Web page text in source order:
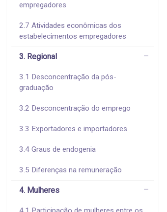
empregadores
2.7 Atividades econômicas dos
estabelecimentos empregadores
3. Regional
3.1 Desconcentração da pós-
graduação
3.2 Desconcentração do emprego
3.3 Exportadores e importadores
3.4 Graus de endogenia
3.5 Diferenças na remuneração
4. Mulheres